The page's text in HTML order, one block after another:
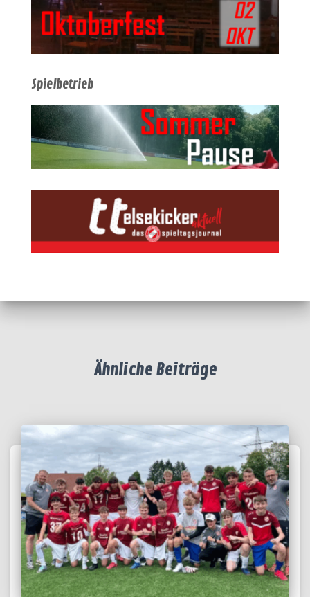
Spielbetrieb
Ähnliche Beiträge